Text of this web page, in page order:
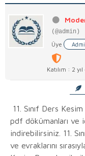
(@admin)
Üye
Katılım : 2
11. Sınıf Ders
pdf dökümanları ve
indirebilirsiniz. 11.
ve evraklarını